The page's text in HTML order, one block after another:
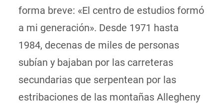
forma breve: «El centro de estudios formó
a mi generación». Desde 1971 hasta
1984, decenas de miles de personas
subían y bajaban por las carreteras
secundarias que serpentean por las
estribaciones de las montañas Allegheny